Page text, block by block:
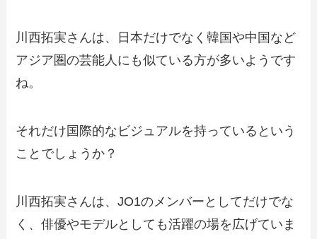
川西拓実さんは、日本だけでなく韓国や中国など
アジア圏の芸能人にも似ている方が多いようです
ね。
それだけ国際的なビジュアルを持っているという
ことでしょうか？
川西拓実さんは、JO1のメンバーとしてだけでな
く、俳優やモデルとしても活躍の場を広げていま